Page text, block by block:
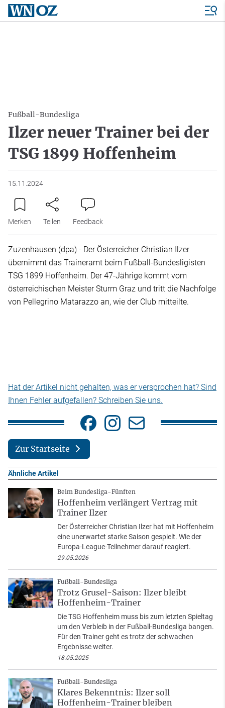
Fußball-Bundesliga
Ilzer neuer Trainer bei der
TSG 1899 Hoffenheim
15.11.2024
Merken Teilen Feedback
Zuzenhausen (dpa) - Der Österreicher Christian Ilzer
übernimmt das Traineramt beim Fußball-Bundesligisten
TSG 1899 Hoffenheim. Der 47-Jährige kommt vom
österreichischen Meister Sturm Graz und tritt die Nachfolge
von Pellegrino Matarazzo an, wie der Club mitteilte.
Hat der Artikel nicht gehalten, was er versprochen hat? Sind
Ihnen Fehler aufgefallen? Schreiben Sie uns.
Zur Startseite
Ähnliche Artikel
Beim Bundesliga-Fünften
Hoffenheim verlängert Vertrag mit
Trainer Ilzer
Der Österreicher Christian Ilzer hat mit Hoffenheim
eine unerwartet starke Saison gespielt. Wie der
Europa-League-Teilnehmer darauf reagiert.
29.05.2026
Fußball-Bundesliga
Trotz Grusel-Saison: Ilzer bleibt
Hoffenheim-Trainer
Die TSG Hoffenheim muss bis zum letzten Spieltag
um den Verbleib in der Fußball-Bundesliga bangen.
Für den Trainer geht es trotz der schwachen
Ergebnisse weiter.
18.05.2025
Fußball-Bundesliga
Klares Bekenntnis: Ilzer soll
Hoffenheim-Trainer bleiben